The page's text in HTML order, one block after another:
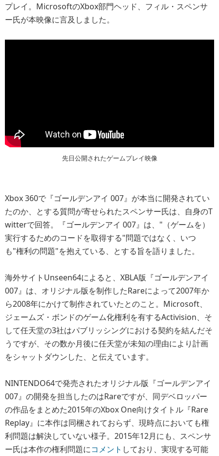
プレイ。MicrosoftのXbox部門ヘッド、フィル・スペンサ
ー氏が本映像に言及しました。
先日公開されたゲームプレイ映像
Xbox 360で『ゴールデンアイ 007』が本当に開発されてい
たのか、とする質問が寄せられたスペンサー氏は、自身のT
witterで回答。『ゴールデンアイ 007』は、"（ゲームを）
実行するためのコードを取得する"問題ではなく、いつ
も"権利の問題"を抱えている、とする旨を語りました。
海外サイトUnseen64によると、XBLA版『ゴールデンアイ
007』は、オリジナル版を制作したRareによって2007年か
ら2008年にかけて制作されていたとのこと。Microsoft、
ジェームズ・ボンドのゲーム化権利を有するActivision、そ
して任天堂の3社はパブリッシングにおける契約を結んだそ
うですが、その数か月後に任天堂が未知の理由により計画
をシャットダウンした、と伝えています。
NINTENDO64で発売されたオリジナル版『ゴールデンアイ
007』の開発を担当したのはRareですが、同デベロッパー
の作品をまとめた2015年のXbox One向けタイトル『Rare
Replay』に本作は同梱されておらず、現時点においても権
利問題は解決していない様子。2015年12月にも、スペンサ
ー氏は本作の権利問題にコメント しており、実現する可能